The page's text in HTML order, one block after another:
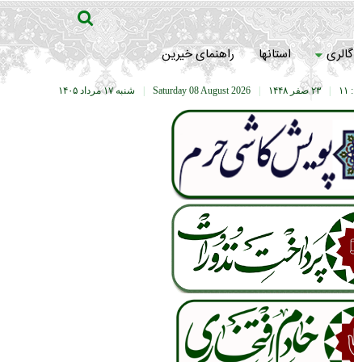
گالری استانها راهنمای خیرین
شنبه ۱۷ مرداد ۱۴۰۵ Saturday 08 August 2026 ۲۳ صفر ۱۴۴۸